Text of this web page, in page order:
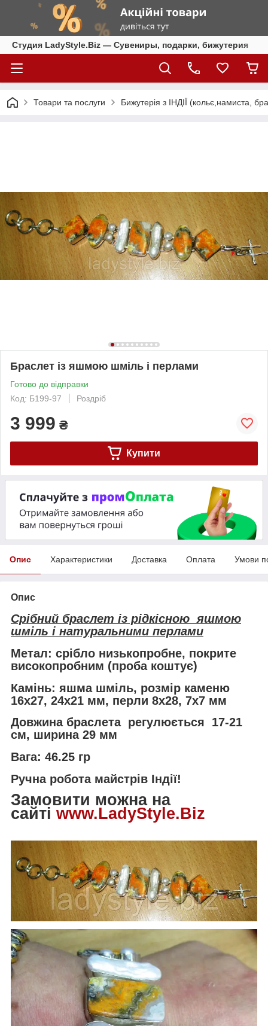
Студия LadyStyle.Biz — Сувениры, подарки, бижутерия
Товари та послуги Бижутерія з ІНДІЇ (кольє,намиста,
Браслет із яшмою шміль і перлами
Готово до відправки
Код: Б199-97
Роздріб
3 999 ₴
Купити
Опис Характеристики Доставка Оплата Умови
Опис
Срібний браслет із рідкісною яшмою
шміль і натуральними перлами
Метал: срібло низькопробне, покрите
високопробним (проба коштує)
Камінь: яшма шміль, розмір каменю
16х27, 24х21 мм, перли 8х28, 7х7 мм
Довжина браслета регулюється 17-21
см, ширина 29 мм
Вага: 46.25 гр
Ручна робота майстрів Індії!
Замовити можна на
сайті www.LadyStyle.Biz